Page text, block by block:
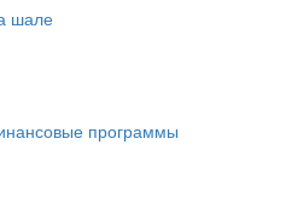
шале
программы